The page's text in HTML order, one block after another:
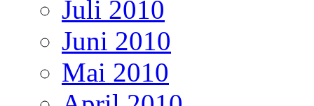
Juli 2010
Juni 2010
Mai 2010